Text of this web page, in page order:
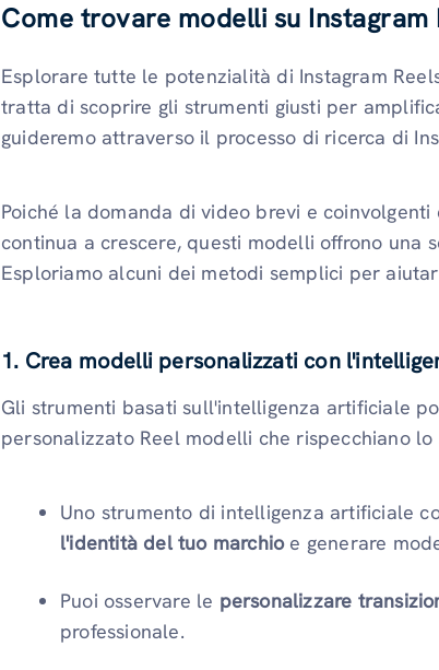
Come trovare modelli su Instagram
Esplorare tutte le potenzialità di Instagram
tratta di scoprire gli strumenti giusti per
guideremo attraverso il processo di ricerca di
Poiché la domanda di video brevi e
continua a crescere, questi modelli offrono una
Esploriamo alcuni dei metodi semplici per
1. Crea modelli personalizzati con
Gli strumenti basati sull'intelligenza artificiale
personalizzato Reel modelli che rispecchiano
Uno strumento di intelligenza artificiale
l'identità del tuo marchioe generare
Puoi osservare le personalizzare
professionale.